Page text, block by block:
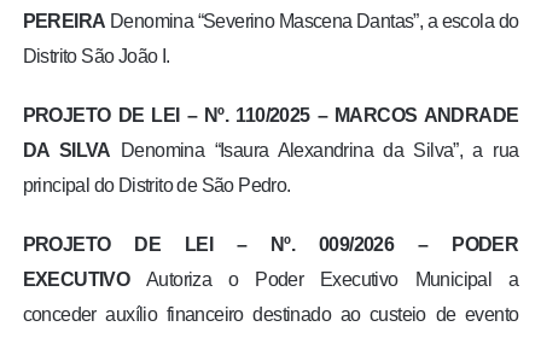
PEREIRA Denomina “Severino Mascena Dantas”, a escola do
Distrito São João I.
PROJETO DE LEI – Nº. 110/2025 – MARCOS ANDRADE
DA SILVA
Denomina “Isaura Alexandrina da Silva”, a rua
principal do Distrito de São Pedro.
PROJETO DE LEI – Nº. 009/2026 – PODER
EXECUTIVOAutoriza o Poder Executivo Municipal a
conceder auxílio financeiro destinado ao custeio de evento